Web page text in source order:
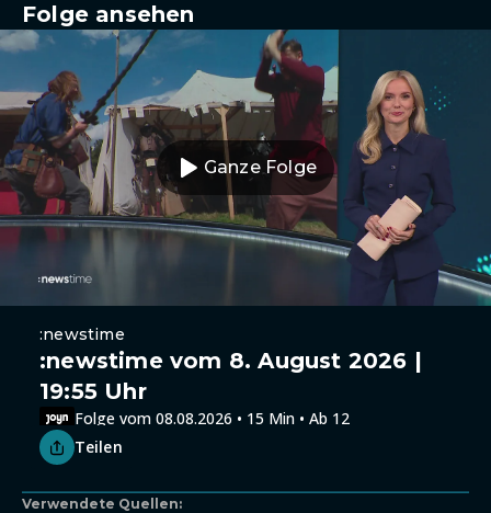
Folge ansehen
Ganze Folge
:newstime
:newstime vom 8. August 2026 |
19:55 Uhr
Folge vom 08.08.2026 • 15 Min • Ab 12
Teilen
Verwendete Quellen: